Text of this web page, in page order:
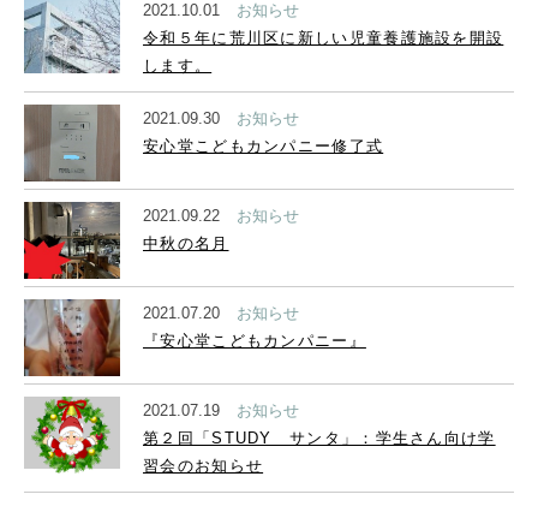
2021.10.01
お知らせ
令和５年に荒川区に新しい児童養護施設を開設
します。
2021.09.30
お知らせ
安心堂こどもカンパニー修了式
2021.09.22
お知らせ
中秋の名月
2021.07.20
お知らせ
『安心堂こどもカンパニー』
2021.07.19
お知らせ
第２回「STUDY サンタ」：学生さん向け学
習会のお知らせ